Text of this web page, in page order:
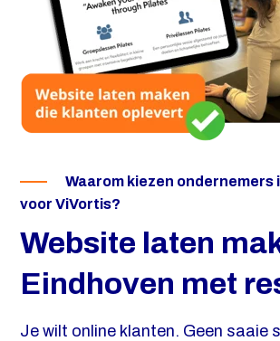
Waarom kiezen ondernemers
voor ViVortis?
Website laten
Eindhoven met
Je wilt online klanten. Geen saaie